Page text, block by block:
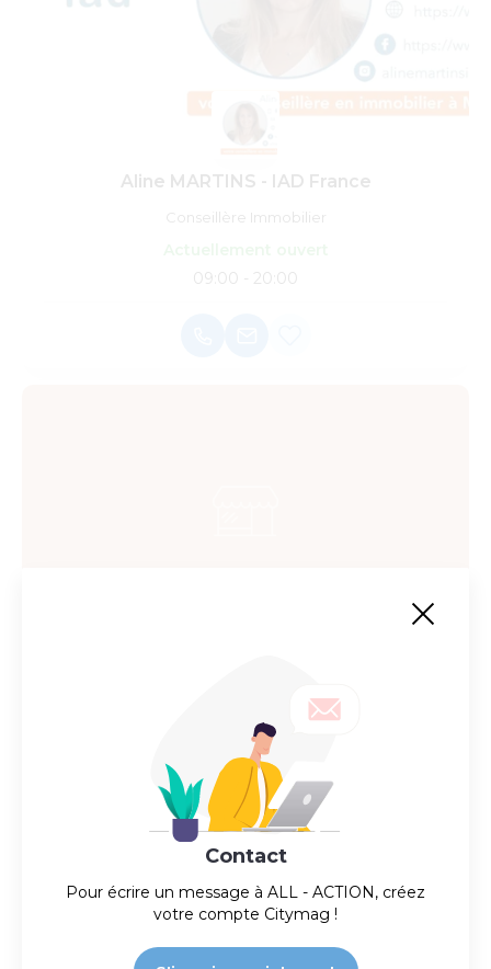
Aline MARTINS - IAD France
Conseillère Immobilier
09:00 - 20:00
Contact
Pour écrire un message à ALL - ACTION, créez
votre compte Citymag !